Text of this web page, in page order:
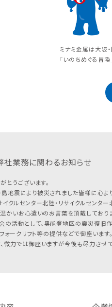
ミナミ金属は大阪
「いのちめぐる冒険
社業務に関わるお知らせ
とうございます。
地震により被災されました皆様に心
クルセンター北陸・リサイクルセン
かいお心遣いのお言葉を頂戴しており
活動として、奥能登地区の震災復旧
ークリフト等の提供などで御座います。
力では御座いますが今後も尽力させ